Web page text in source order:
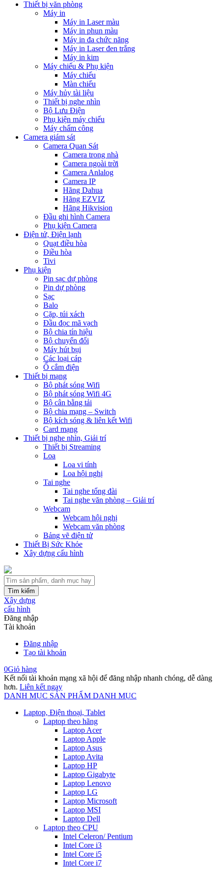
Thiết bị văn phòng
Máy in
Máy in Laser màu
Máy in phun màu
Máy in đa chức năng
Máy in Laser đen trắng
Máy in kim
Máy chiếu & Phụ kiện
Máy chiếu
Màn chiếu
Máy hủy tài liệu
Thiết bị nghe nhìn
Bộ Lưu Điện
Phụ kiện máy chiếu
Máy chấm công
Camera giám sát
Camera Quan Sát
Camera trong nhà
Camera ngoài trời
Camera Anlalog
Camera IP
Hãng Dahua
Hãng EZVIZ
Hãng Hikvision
Đầu ghi hình Camera
Phụ kiện Camera
Điện tử, Điện lạnh
Quạt điều hòa
Điều hòa
Tivi
Phụ kiện
Pin sạc dự phòng
Pin dự phòng
Sạc
Balo
Cặp, túi xách
Đầu đọc mã vạch
Bộ chia tín hiệu
Bộ chuyển đổi
Máy hút bụi
Các loại cáp
Ổ cắm điện
Thiết bị mạng
Bộ phát sóng Wifi
Bộ phát sóng Wifi 4G
Bộ cân bằng tải
Bộ chia mạng – Switch
Bộ kích sóng & liên kết Wifi
Card mạng
Thiết bị nghe nhìn, Giải trí
Thiết bị Streaming
Loa
Loa vi tính
Loa hội nghị
Tai nghe
Tai nghe tổng đài
Tai nghe văn phòng – Giải trí
Webcam
Webcam hội nghị
Webcam văn phòng
Bảng vẽ điện tử
Thiết Bị Sức Khỏe
Xây dựng cấu hình
Tìm kiếm
Xây dựng
cấu hình
Đăng nhập
Tài khoản
Đăng nhập
Tạo tài khoản
0Giỏ hàng
Kết nối tài khoản mạng xã hội để đăng nhập nhanh chóng, dễ dàng
hơn. Liên kết ngay
DANH MỤC SẢN PHẨM DANH MỤC
Laptop, Điện thoại, Tablet
Laptop theo hãng
Laptop Acer
Laptop Apple
Laptop Asus
Laptop Avita
Laptop HP
Laptop Gigabyte
Laptop Lenovo
Laptop LG
Laptop Microsoft
Laptop MSI
Laptop Dell
Laptop theo CPU
Intel Celeron/ Pentium
Intel Core i3
Intel Core i5
Intel Core i7